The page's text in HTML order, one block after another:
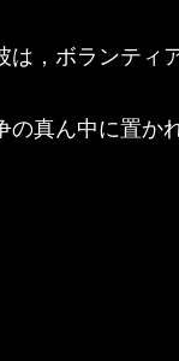
，ボランティ
真ん中に置か